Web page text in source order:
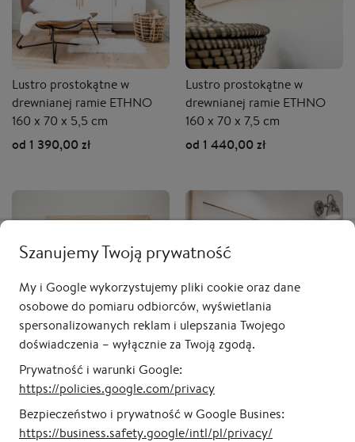
Lustro prostokątne w
drewnianej ramie ETHNO
160 x 70 x 5,5 cm
od 1 390,00 zł
Lustro prostokątne w
drewnianej ramie ETHNO
160 x 70 x 7,5 cm
od 1 440,00 zł
Lustro prostokątne w
drewnianej ramie ETHNO
80 x 60 x 7,5 cm
od 890,00 zł
drewnianej ramie ETHNO
1 490,00 zł
Szanujemy Twoją prywatność
My i Google wykorzystujemy pliki cookie oraz dane
osobowe do pomiaru odbiorców, wyświetlania
spersonalizowanych reklam i ulepszania Twojego
doświadczenia – wyłącznie za Twoją zgodą.
Prywatność i warunki Google:
https://policies.google.com/privacy
Bezpieczeństwo i prywatność w Google Busines:
https://business.safety.google/intl/pl/privacy/